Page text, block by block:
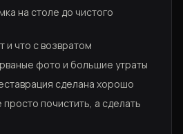
на столе до чистого
и что с возвратом
фото и большие утраты
сделана хорошо
почистить, а сделать